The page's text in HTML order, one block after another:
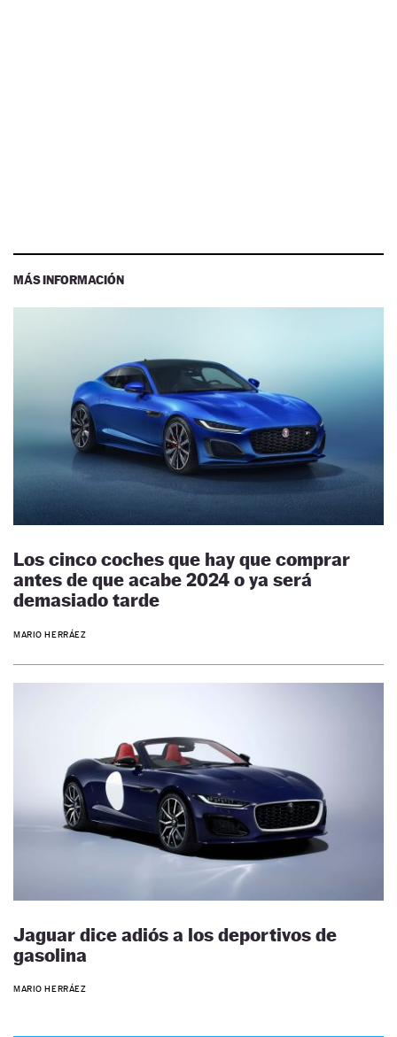
MÁS INFORMACIÓN
Los cinco coches que hay que comprar
antes de que acabe 2024 o ya será
demasiado tarde
MARIO HERRÁEZ
Jaguar dice adiós a los deportivos de
gasolina
MARIO HERRÁEZ